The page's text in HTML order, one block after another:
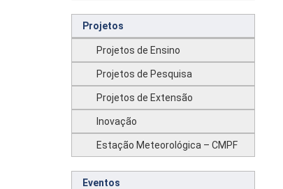
Projetos
Projetos de Ensino
Projetos de Pesquisa
Projetos de Extensão
Inovação
Estação Meteorológica – CMPF
Eventos